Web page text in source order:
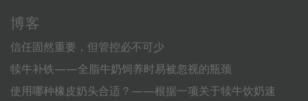
博客
信任固然重要，但管控必不可少
犊牛补铁——全脂牛奶饲养时易被忽视的瓶颈
使用哪种橡皮奶头合适？——根据一项关于犊牛饮奶速